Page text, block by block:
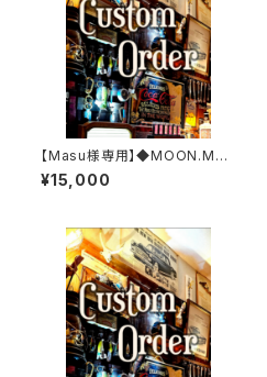
【Masu様専用】◆MOON.MAR
KⅢ./Crocodile. Coin Case.
xxx.ORIENTAL'BLUE .Editio
¥15,000